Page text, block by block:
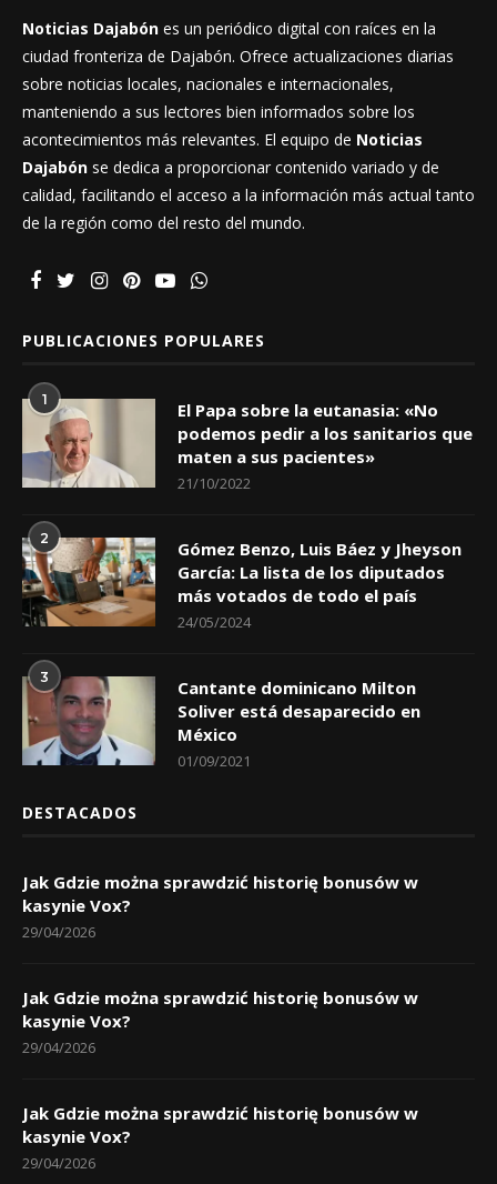
Noticias Dajabón es un periódico digital con raíces en la
ciudad fronteriza de Dajabón. Ofrece actualizaciones diarias
sobre noticias locales, nacionales e internacionales,
manteniendo a sus lectores bien informados sobre los
acontecimientos más relevantes. El equipo de Noticias
Dajabón se dedica a proporcionar contenido variado y de
calidad, facilitando el acceso a la información más actual tanto
de la región como del resto del mundo.
PUBLICACIONES POPULARES
1
El Papa sobre la eutanasia: «No
podemos pedir a los sanitarios que
maten a sus pacientes»
21/10/2022
2
Gómez Benzo, Luis Báez y Jheyson
García: La lista de los diputados
más votados de todo el país
24/05/2024
3
Cantante dominicano Milton
Soliver está desaparecido en
México
01/09/2021
DESTACADOS
Jak Gdzie można sprawdzić historię bonusów w
kasynie Vox?
29/04/2026
Jak Gdzie można sprawdzić historię bonusów w
kasynie Vox?
29/04/2026
Jak Gdzie można sprawdzić historię bonusów w
kasynie Vox?
29/04/2026